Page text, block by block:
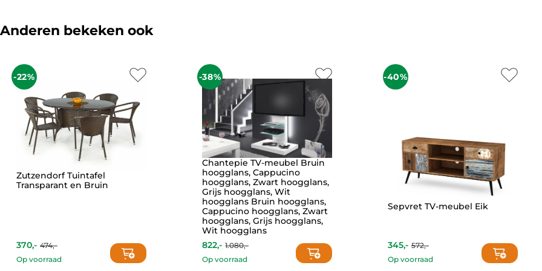
Anderen bekeken ook
-22%
Zutzendorf Tuintafel
Transparant en Bruin
370,-
Current
price
474,-
Original
price
Op voorraad
-38%
Chantepie TV-meubel Bruin
hoogglans, Cappucino
hoogglans, Zwart hoogglans,
Grijs hoogglans, Wit
hoogglans Bruin hoogglans,
Cappucino hoogglans, Zwart
hoogglans, Grijs hoogglans,
Wit hoogglans
1.080,-
822,-
Op voorraad
-40%
Sepvret TV-meubel Eik
345,-
Current
price
572,-
Original
price
Op voorraad